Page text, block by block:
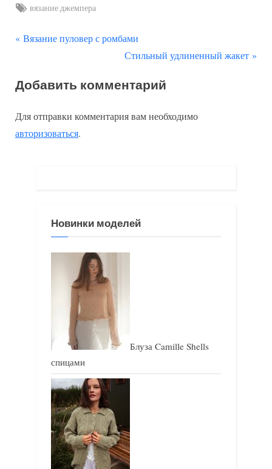
Tags:
вязание джемпера
Навигация
записям
П
д
д
у
Вязание пуловер с ромбами
С
е
у
а
Стильный удлиненный жакет
Добавить комментарий
Для отправки комментария вам необходимо
авторизоваться.
Новинки моделей
Блуза Camille Shells
спицами